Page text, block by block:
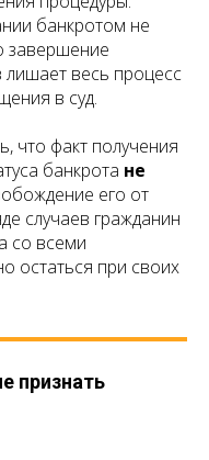
банкротом не
завершение
весь процесс
в суд.
что факт получения
банкрота не
его от
случаев гражданин
со всеми
остаться при своих
признать